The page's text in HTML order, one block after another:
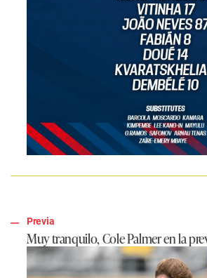
Previa
Muy tranquilo, Cole Palmer en la